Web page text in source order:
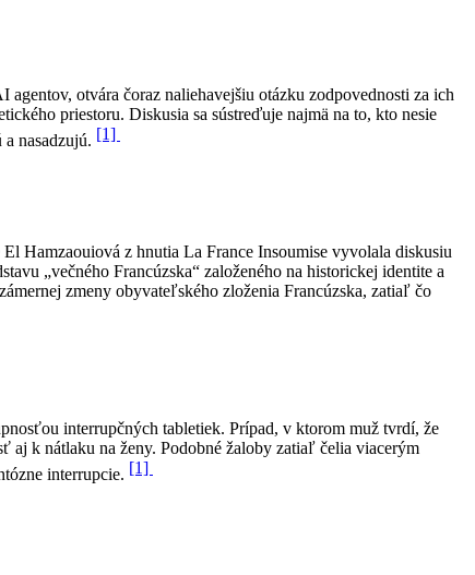
otvára čoraz naliehavejšiu otázku zodpovednosti za ich
priestoru. Diskusia sa sústreďuje najmä na to, kto nesie
nasadzujú. [1]
Hamzaouiová z hnutia La France Insoumise vyvolala diskusiu
„večného Francúzska“ založeného na historickej identite a
zmeny obyvateľského zloženia Francúzska, zatiaľ čo
interrupčných tabletiek. Prípad, v ktorom muž tvrdí, že
aj k nátlaku na ženy. Podobné žaloby zatiaľ čelia viacerým
interrupcie. [1]